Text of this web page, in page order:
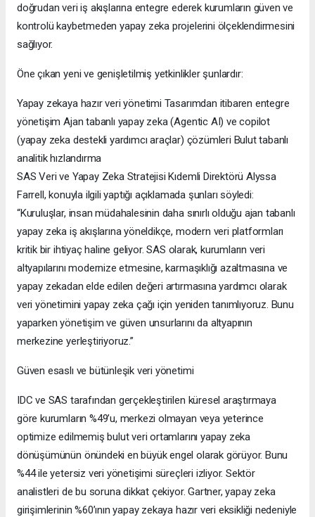
doğrudan veri iş akışlarına entegre ederek kurumların güven ve
kontrolü kaybetmeden yapay zeka projelerini ölçeklendirmesini
sağlıyor.
Öne çıkan yeni ve genişletilmiş yetkinlikler şunlardır:
Yapay zekaya hazır veri yönetimi Tasarımdan itibaren entegre
yönetişim Ajan tabanlı yapay zeka (Agentic AI) ve copilot
(yapay zeka destekli yardımcı araçlar) çözümleri Bulut tabanlı
analitik hızlandırma
SAS Veri ve Yapay Zeka Stratejisi Kıdemli Direktörü Alyssa
Farrell, konuyla ilgili yaptığı açıklamada şunları söyledi:
“Kuruluşlar, insan müdahalesinin daha sınırlı olduğu ajan tabanlı
yapay zeka iş akışlarına yöneldikçe, modern veri platformları
kritik bir ihtiyaç haline geliyor. SAS olarak, kurumların veri
altyapılarını modernize etmesine, karmaşıklığı azaltmasına ve
yapay zekadan elde edilen değeri artırmasına yardımcı olarak
veri yönetimini yapay zeka çağı için yeniden tanımlıyoruz. Bunu
yaparken yönetişim ve güven unsurlarını da altyapının
merkezine yerleştiriyoruz.”
Güven esaslı ve bütünleşik veri yönetimi
IDC ve SAS tarafından gerçekleştirilen küresel araştırmaya
göre kurumların %49’u, merkezi olmayan veya yeterince
optimize edilmemiş bulut veri ortamlarını yapay zeka
dönüşümünün önündeki en büyük engel olarak görüyor. Bunu
%44 ile yetersiz veri yönetişimi süreçleri izliyor. Sektör
analistleri de bu soruna dikkat çekiyor. Gartner, yapay zeka
girişimlerinin %60’ının yapay zekaya hazır veri eksikliği nedeniyle